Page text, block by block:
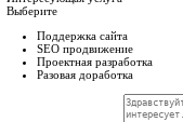
Отличное решение
15 часов на задачи